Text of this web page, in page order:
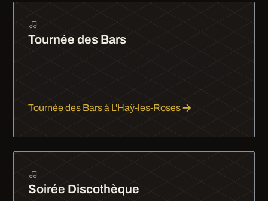
Tournée des Bars
Tournée des Bars à L'Haÿ-les-Roses
Soirée Discothèque